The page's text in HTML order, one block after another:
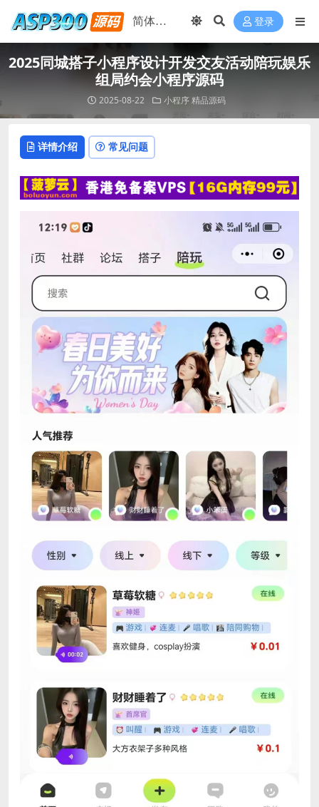
登录
2025同城搭子小程序设计开发交友活动陪玩娱乐
组局约会小程序源码
2025-08-22 小程序精品源码
详情介绍 常见问题